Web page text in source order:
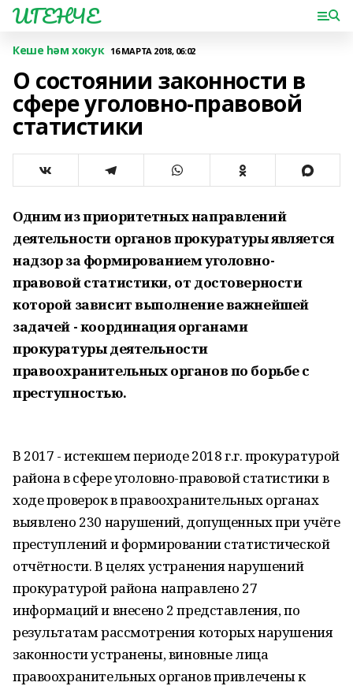
ИГЕНЧЕ
Кеше һәм хокук 16 МАРТА 2018, 06:02
О состоянии законности в
сфере уголовно-правовой
статистики
Одним из приоритетных направлений
деятельности органов прокуратуры является
надзор за формированием уголовно-
правовой статистики, от достоверности
которой зависит выполнение важнейшей
задачей - координация органами
прокуратуры деятельности
правоохранительных органов по борьбе с
преступностью.
В 2017 - истекшем периоде 2018 г.г. прокуратурой
района в сфере уголовно-правовой статистики в
ходе проверок в правоохранительных органах
выявлено 230 нарушений, допущенных при учёте
преступлений и формировании статистической
отчётности. В целях устранения нарушений
прокуратурой района направлено 27
информаций и внесено 2 представления, по
результатам рассмотрения которых нарушения
законности устранены, виновные лица
правоохранительных органов привлечены к